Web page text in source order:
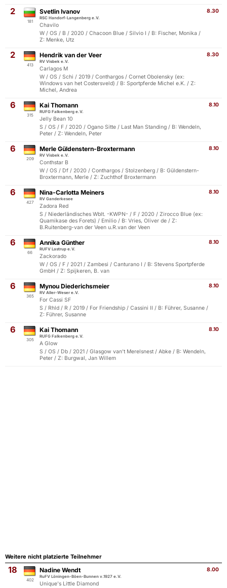
2
181
8.30
Svetlin Ivanov
RSC Handorf-Langenberg e.V.
Chavilo
W / OS / B / 2020 / Chacoon Blue / Silvio I / B: Fischer, Monika /
Z: Menke, Utz
2
413
8.30
Hendrik van der Veer
RV Visbek e.V.
Carlagos M
W / OS / Schi / 2019 / Conthargos / Cornet Obolensky (ex:
Windows van het Costersveld) / B: Sportpferde Michel e.K. / Z:
Michel, Andrea
6
315
8.10
Kai Thomann
RUFG Falkenberg e.V.
Jelly Bean 10
S / OS / F / 2020 / Ogano Sitte / Last Man Standing / B: Wendeln,
Peter / Z: Wendeln, Peter
6
209
8.10
Merle Güldenstern-Broxtermann
RV Visbek e.V.
Conthstar B
W / OS / Df / 2020 / Conthargos / Stolzenberg / B: Güldenstern-
Broxtermann, Merle / Z: Zuchthof Broxtermann
6
427
8.10
Nina-Carlotta Meiners
RV Ganderkesee
Zadora Red
S / Niederländisches Wblt. -KWPN- / F / 2020 / Zirocco Blue (ex:
Quamikase des Forets) / Emilio / B: Vries, Oliver de / Z:
B.Ruitenberg-van der Veen u.R.van der Veen
6
66
8.10
Annika Günther
RUFV Lastrup e.V.
Zackorado
W / OS / F / 2021 / Zambesi / Canturano I / B: Stevens Sportpferde
GmbH / Z: Spijkeren, B. van
6
365
8.10
Mynou Diederichsmeier
RV Aller-Weser e.V.
For Cassi SF
S / Rhld / R / 2019 / For Friendship / Cassini II / B: Führer, Susanne /
Z: Führer, Susanne
6
305
8.10
Kai Thomann
RUFG Falkenberg e.V.
A Glow
S / OS / Db / 2021 / Glasgow van't Merelsnest / Abke / B: Wendeln,
Peter / Z: Burgwal, Jan Willem
Weitere nicht platzierte Teilnehmer
18
402
8.00
Nadine Wendt
RuFV Löningen-Böen-Bunnen v.1927 e.V.
Unique's Little Diamond